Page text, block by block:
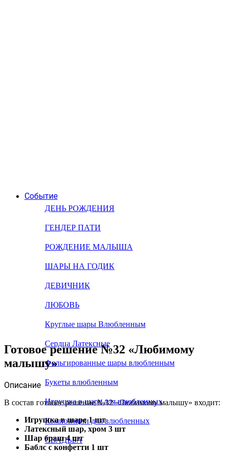
Событие
ДЕНЬ РОЖДЕНИЯ
ГЕНДЕР ПАТИ
РОЖДЕНИЕ МАЛЫША
ШАРЫ НА ГОДИК
ДЕВИЧНИК
ЛЮБОВЬ
Круглые шары Влюбленным
Сердца Латексные
Фольгированные шары влюбленным
Букеты влюбленным
Игрушка в шаре для влюбленных
Композиции для влюбленных
СВАДЬБА
Готовое решение №32 «Любимому
малышу»
Описание
В состав готовое решение №32 «Любимому малышу» входит:
Игрушка в шаре 1 шт
Латексный шар, хром 3 шт
Шар браш 4 шт
Баблс с конфетти 1 шт